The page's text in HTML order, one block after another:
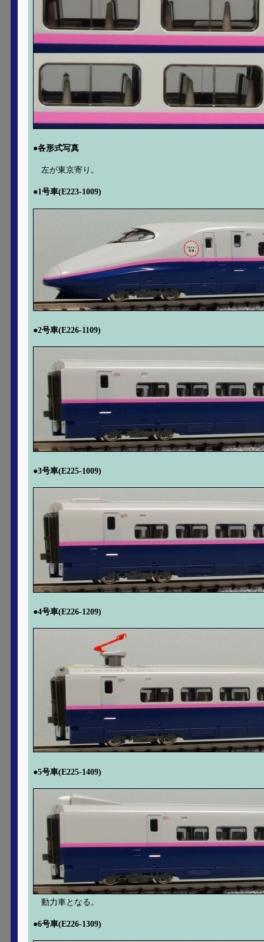
●各形式写真
左が東京寄り。
●1号車(E223-1009)
●2号車(E226-1109)
●3号車(E225-1009)
●4号車(E226-1209)
●5号車(E225-1409)
動力車となる。
●6号車(E226-1309)